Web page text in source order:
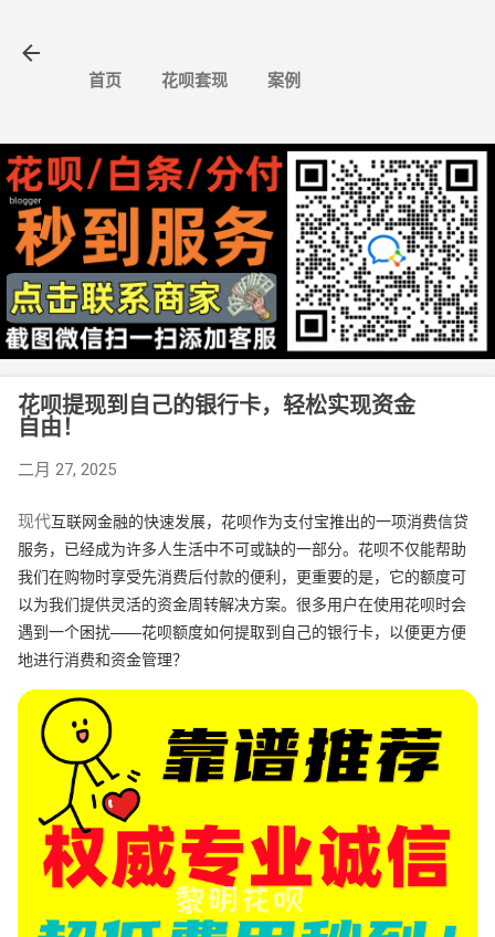
首页 花呗套现 案例
花呗提现到自己的银行卡，轻松实现资金
自由！
二月 27, 2025
现代互联网金融的快速发展，花呗作为支付宝推出的一项消费信贷
服务，已经成为许多人生活中不可或缺的一部分。花呗不仅能帮助
我们在购物时享受先消费后付款的便利，更重要的是，它的额度可
以为我们提供灵活的资金周转解决方案。很多用户在使用花呗时会
遇到一个困扰——花呗额度如何提取到自己的银行卡，以便更方便
地进行消费和资金管理？